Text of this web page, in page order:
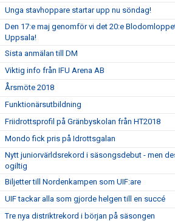
Unga stavhoppare startar upp nu söndag!
Den 17:e maj genomför vi det 20:e
Uppsala!
Sista anmälan till DM
Viktig info från IFU Arena AB
Årsmöte 2018
Funktionärsutbildning
Friidrottsprofil på Gränbyskolan från HT2018
Mondo fick pris på Idrottsgalan
Nytt juniorvärldsrekord i säsongsdebut - men
ogiltig
Biljetter till Nordenkampen som UIF:are
UIF tackar alla som gjorde helgen till en succé
Tre nya distriktrekord i början på säsongen